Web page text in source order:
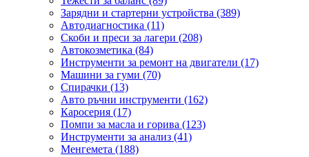
Зарядни и стартерни устройства (389)
Автодиагностика (11)
Скоби и преси за лагери (208)
Автокозметика (84)
Инструменти за ремонт на двигатели (17)
Машини за гуми (70)
Спирачки (13)
Авто ръчни инструменти (162)
Каросерия (17)
Помпи за масла и горива (123)
Инструменти за анализ (41)
Менгемета (188)